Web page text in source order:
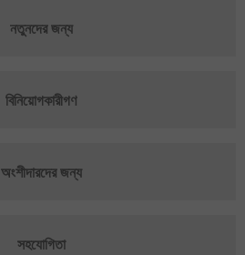
নতুনদের জন্য
বিনিয়োগকারীগণ
অংশীদারদের জন্য
সহযোগিতা